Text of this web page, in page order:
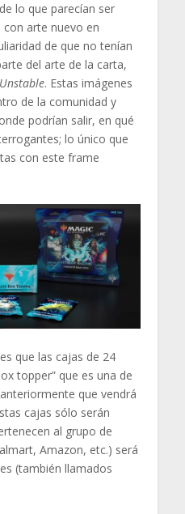
lo que parecían ser
arte nuevo en
de que no tenían
del arte de la carta,
Unstable. Estas imágenes
de la comunidad y
podrían salir, en qué
lo único que
con este frame
que las cajas de 24
topper” que es una de
que vendrá
cajas sólo serán
al grupo de
Amazon, etc.) será
(también llamados